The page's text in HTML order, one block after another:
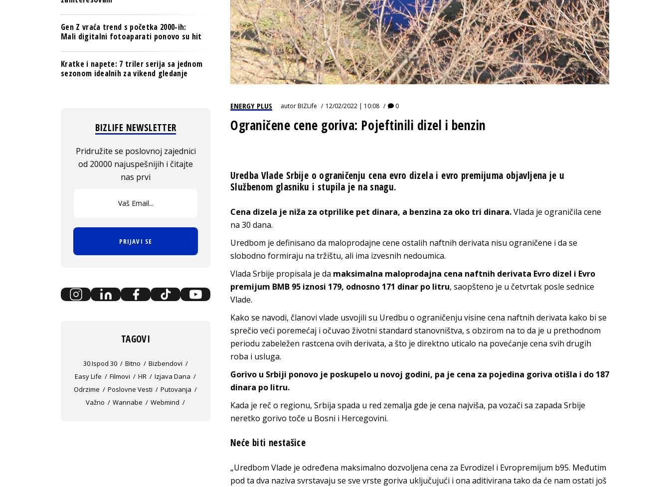
ENERGY PLUS autorBIZLife 12/02/2022 | 10:08 0
Ograničene cene goriva: Pojeftinili dizel i benzin
Uredba Vlade Srbije o ograničenju cena evro dizela i evro premijuma objavljena je u
Službenom glasniku i stupila je na snagu.
Cena dizela je niža za otprilike pet dinara, a benzina za oko tri dinara.Vlada je ograničila cene
na 30 dana.
Uredbom je definisano da maloprodajne cene ostalih naftnih derivata nisu ograničene i da se
slobodno formiraju na tržištu, ali ima izvesnih nedoumica.
Vlada Srbije propisala je da maksimalna maloprodajna cena naftnih derivata Evro dizel i Evro
premijum BMB 95 iznosi 179, odnosno 171 dinar po litru, saopšteno je u četvrtak posle sednice
Vlade.
Kako se navodi, članovi vlade usvojili su Uredbu o ograničenju visine cena naftnih derivata kako bi se
sprečio veći poremećaj i očuvao životni standard stanovništva, s obzirom na to da je u prethodnom
periodu zabeležen rastcena ovih derivata, a što je direktno uticalo na povećanje cena svih drugih
roba i usluga.
Gorivo u Srbiji ponovo je poskupelo u novoj godini, pa je cena za pojedina goriva otišla i do 187
dinara po litru.
Kada je reč o regionu, Srbija spada u red zemalja gde je cena najviša, pa vozači sa zapada Srbije
neretko gorivo toče u Bosni i Hercegovini.
Neće biti nestašice
„Uredbom Vlade je određena maksimalno dozvoljena cena za Evrodizel i Evropremijum b95. Međutim
pod ta dva naziva svrstavaju se sve vrste goriva uključujući i ona aditivirana tako da će nam ostati još
Gen Z vraća trend s početka 2000-ih:
Mali digitalni fotoaparati ponovo su hit
Kratke i napete: 7 triler serija sa jednom
sezonom idealnih za vikend gledanje
BIZLIFE NEWSLETTER
Pridružite se poslovnoj zajednici
od 20000 najuspešnijih i čitajte
nas prvi
PRIJAVI SE
TAGOVI
30 Ispod 30 Bitno
Bizbendovi
Easy Life
Filmovi HR
Izjava Dana
Odrzime
Poslovne Vesti
Putovanja
Važno
Wannabe Webmind